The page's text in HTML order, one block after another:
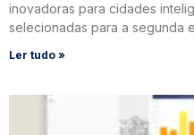
inovadoras para cidades
selecionadas para a segunda
Ler tudo »